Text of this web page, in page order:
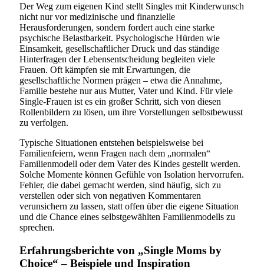
Der Weg zum eigenen Kind stellt Singles mit Kinderwunsch
nicht nur vor medizinische und finanzielle
Herausforderungen, sondern fordert auch eine starke
psychische Belastbarkeit. Psychologische Hürden wie
Einsamkeit, gesellschaftlicher Druck und das ständige
Hinterfragen der Lebensentscheidung begleiten viele
Frauen. Oft kämpfen sie mit Erwartungen, die
gesellschaftliche Normen prägen – etwa die Annahme,
Familie bestehe nur aus Mutter, Vater und Kind. Für viele
Single-Frauen ist es ein großer Schritt, sich von diesen
Rollenbildern zu lösen, um ihre Vorstellungen selbstbewusst
zu verfolgen.
Typische Situationen entstehen beispielsweise bei
Familienfeiern, wenn Fragen nach dem „normalen“
Familienmodell oder dem Vater des Kindes gestellt werden.
Solche Momente können Gefühle von Isolation hervorrufen.
Fehler, die dabei gemacht werden, sind häufig, sich zu
verstellen oder sich von negativen Kommentaren
verunsichern zu lassen, statt offen über die eigene Situation
und die Chance eines selbstgewählten Familienmodells zu
sprechen.
Erfahrungsberichte von „Single Moms by
Choice“ – Beispiele und Inspiration